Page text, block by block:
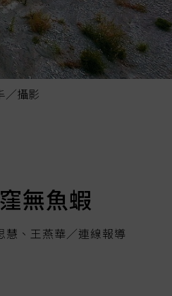
／攝影
無魚蝦
、王燕華／連線報導